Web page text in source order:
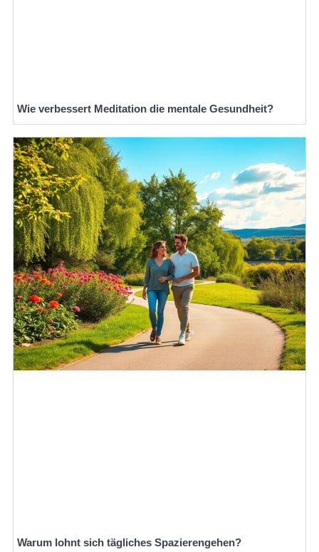
Wie verbessert Meditation die mentale Gesundheit?
Warum lohnt sich tägliches Spazierengehen?